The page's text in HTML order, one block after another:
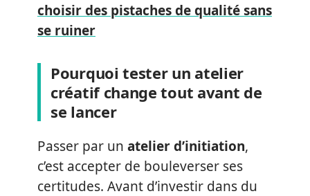
choisir des pistaches de qualité sans
se ruiner
Pourquoi tester un atelier
créatif change tout avant de
se lancer
Passer par un atelier d’initiation,
c’est accepter de bouleverser ses
certitudes. Avant d’investir dans du